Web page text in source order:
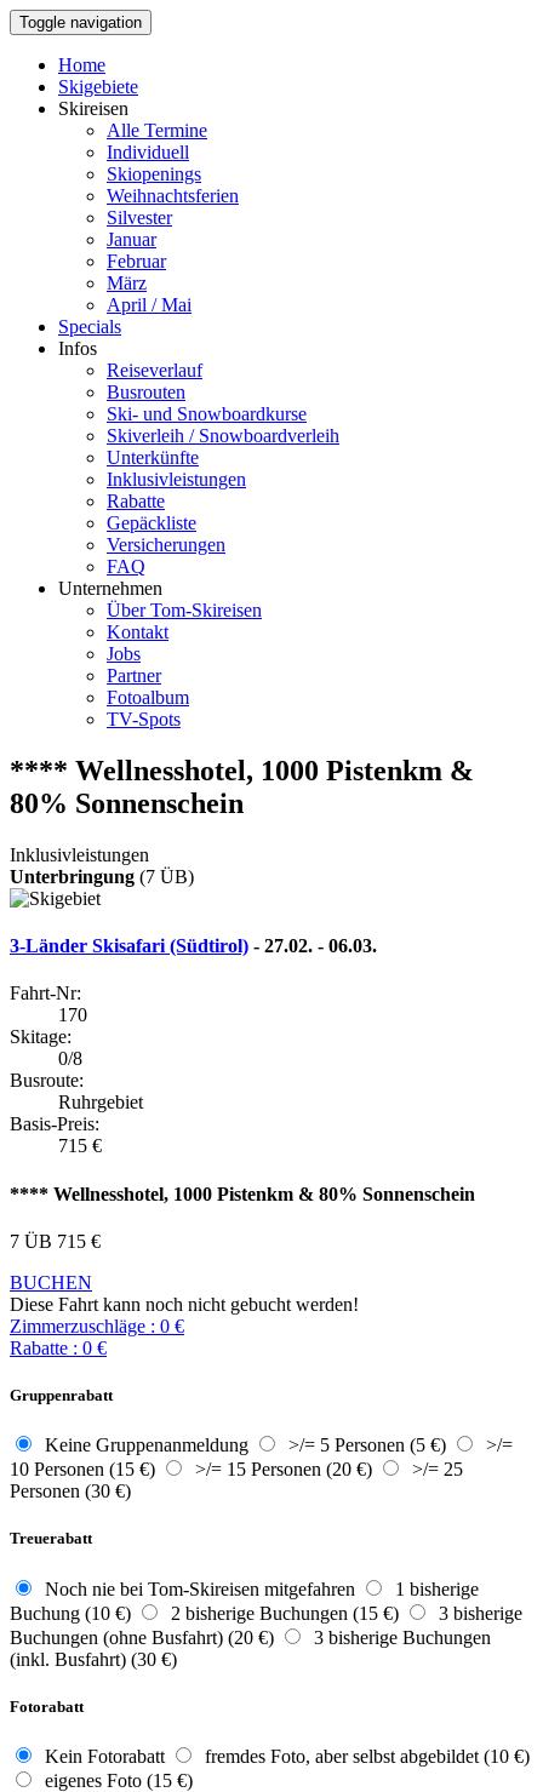
Toggle navigation
Home
Skigebiete
Skireisen
Alle Termine
Individuell
Skiopenings
Weihnachtsferien
Silvester
Januar
Februar
März
April / Mai
Specials
Infos
Reiseverlauf
Busrouten
Ski- und Snowboardkurse
Skiverleih / Snowboardverleih
Unterkünfte
Inklusivleistungen
Rabatte
Gepäckliste
Versicherungen
FAQ
Unternehmen
Über Tom-Skireisen
Kontakt
Jobs
Partner
Fotoalbum
TV-Spots
**** Wellnesshotel, 1000 Pistenkm &
80% Sonnenschein
Inklusivleistungen
Unterbringung (7 ÜB)
3-Länder Skisafari (Südtirol) - 27.02. - 06.03.
Fahrt-Nr:
170
Skitage:
0/8
Busroute:
Ruhrgebiet
Basis-Preis:
715 €
**** Wellnesshotel, 1000 Pistenkm & 80% Sonnenschein
7 ÜB 715 €
BUCHEN
Diese Fahrt kann noch nicht gebucht werden!
Zimmerzuschläge : 0 €
Rabatte : 0 €
Gruppenrabatt
Keine Gruppenanmeldung >/= 5 Personen (5 €)
>/=
10 Personen (15 €)
>/= 15 Personen (20 €)
>/= 25
Personen (30 €)
Treuerabatt
Noch nie bei Tom-Skireisen mitgefahren
1 bisherige
Buchung (10 €)
2 bisherige Buchungen (15 €)
3 bisherige
Buchungen (ohne Busfahrt) (20 €)
3 bisherige Buchungen
(inkl. Busfahrt) (30 €)
Fotorabatt
Kein Fotorabatt
fremdes Foto, aber selbst abgebildet (10 €)
eigenes Foto (15 €)